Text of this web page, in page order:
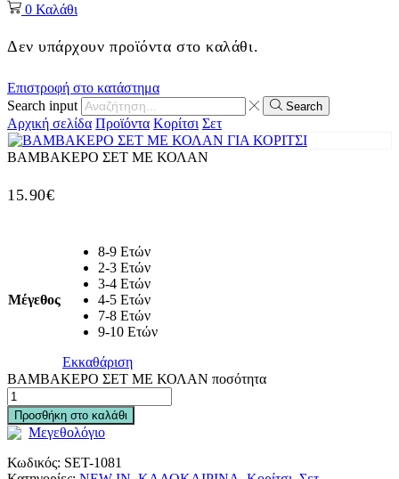
0 Καλάθι
Δεν υπάρχουν προϊόντα στο καλάθι.
Επιστροφή στο κατάστημα
Search input
Search
Αρχική σελίδα Προϊόντα Κορίτσι Σετ
ΒΑΜΒΑΚΕΡΟ ΣΕΤ ΜΕ ΚΟΛΑΝ
15.90€
Μέγεθος
8-9 Ετών
2-3 Ετών
3-4 Ετών
4-5 Ετών
7-8 Ετών
9-10 Ετών
Εκκαθάριση
ΒΑΜΒΑΚΕΡΟ ΣΕΤ ΜΕ ΚΟΛΑΝ ποσότητα
Προσθήκη στο καλάθι
Μεγεθολόγιο
Κωδικός: SET-1081